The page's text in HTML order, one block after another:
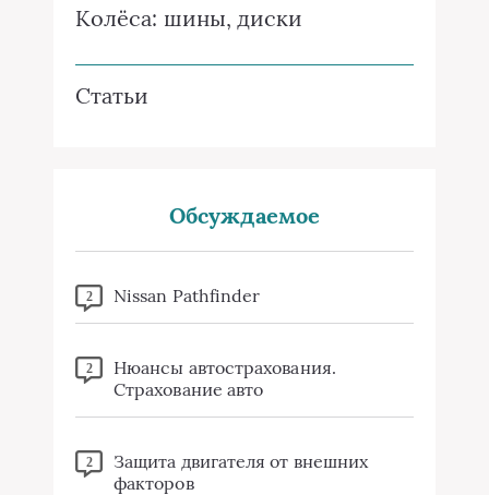
Колёса: шины, диски
Статьи
Обсуждаемое
2 Nissan Pathfinder
2
Нюансы автострахования.
Страхование авто
2
Защита двигателя от внешних
факторов